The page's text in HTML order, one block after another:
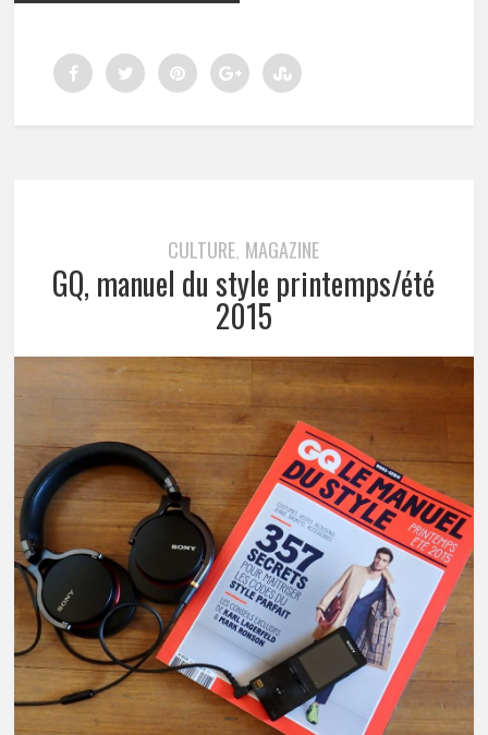
CULTURE, MAGAZINE
GQ, manuel du style printemps/été
2015